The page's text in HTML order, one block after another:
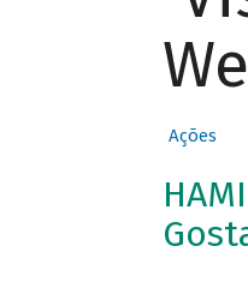
Ações